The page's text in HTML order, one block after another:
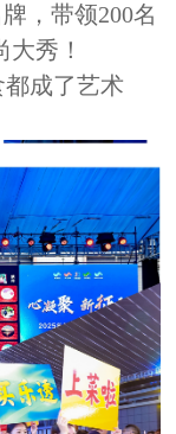
，带领200名
大秀！
成了艺术